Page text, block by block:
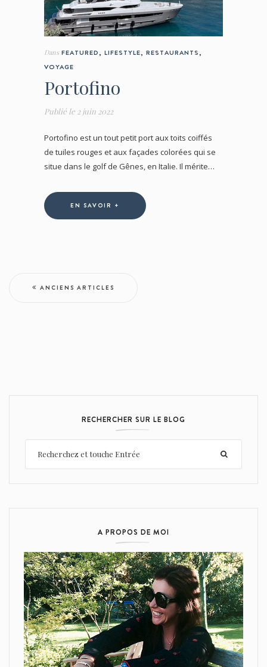
Dans FEATURED, LIFESTYLE, RESTAURANTS,
VOYAGE
Portofino
Publié le 2 juin 2022
Portofino est un tout petit port aux toits coiffés
de tuiles rouges et aux façades colorées qui se
situe dans le golf de Gênes, en Italie. Il mérite…
EN SAVOIR +
ANCIENS ARTICLES
RECHERCHER SUR LE BLOG
A PROPOS DE MOI